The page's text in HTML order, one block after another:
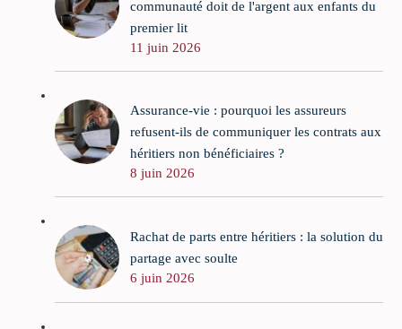
communauté doit de l'argent aux enfants du
premier lit
11 juin 2026
Assurance-vie : pourquoi les assureurs
refusent-ils de communiquer les contrats aux
héritiers non bénéficiaires ?
8 juin 2026
Rachat de parts entre héritiers : la solution du
partage avec soulte
6 juin 2026